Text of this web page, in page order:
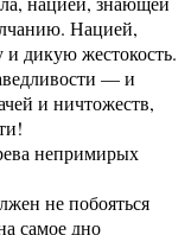
Нацией,
дикую жестокость.
— и
и ничтожеств,
непримирых
не побояться
самое дно